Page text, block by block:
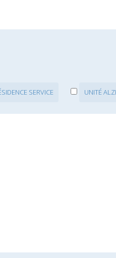
SERVICE UNITÉ